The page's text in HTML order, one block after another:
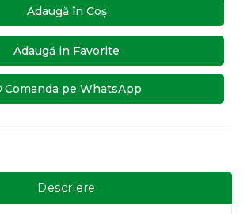
Adaugă în Coş
Adaugă in Favorite
Comanda pe WhatsApp
Descriere